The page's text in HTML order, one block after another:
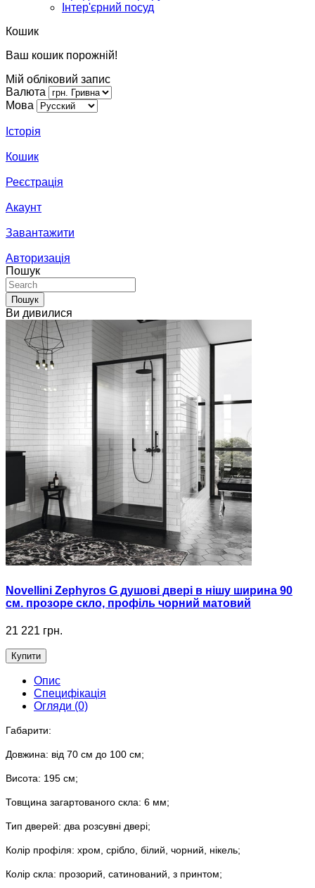
Інтер'єрний посуд
Кошик
Ваш кошик порожній!
Мій обліковий запис
Валюта
Мова
Історія
Кошик
Реєстрація
Акаунт
Завантажити
Авторизація
Пошук
Пошук
Ви дивилися
Novellini Zephyros G душові двері в нішу ширина 90
см. прозоре скло, профіль чорний матовий
21 221 грн.
Купити
Опис
Специфікація
Огляди (0)
Габарити:
Довжина: від 70 см до 100 см;
Висота: 195 см;
Товщина загартованого скла: 6 мм;
Тип дверей: два розсувні двері;
Колір профіля: хром, срібло, білий, чорний, нікель;
Колір скла: прозорий, сатинований, з принтом;